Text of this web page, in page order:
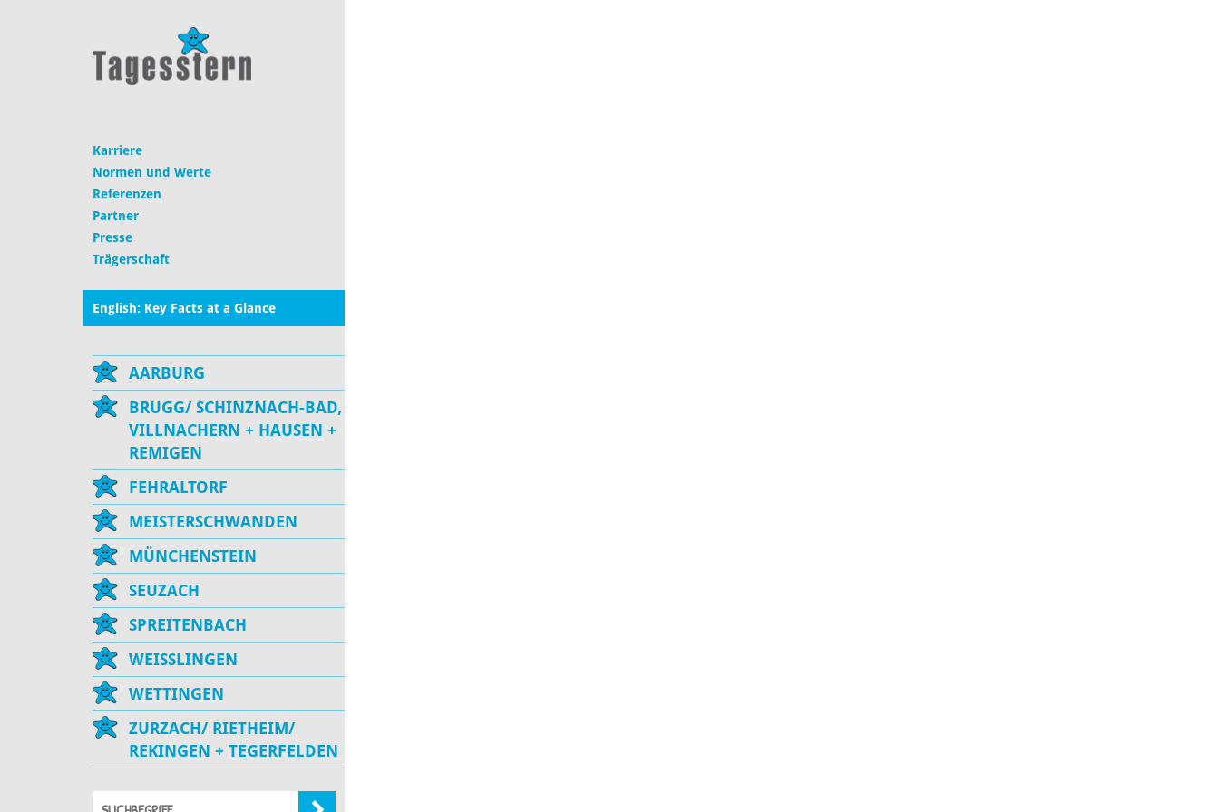
Karriere
Normen und Werte
Referenzen
Partner
Presse
Trägerschaft
English: Key Facts at a Glance
AARBURG
BRUGG/ SCHINZNACH-BAD,
VILLNACHERN + HAUSEN +
REMIGEN
FEHRALTORF
MEISTERSCHWANDEN
MÜNCHENSTEIN
SEUZACH
SPREITENBACH
WEISSLINGEN
WETTINGEN
ZURZACH/ RIETHEIM/
REKINGEN + TEGERFELDEN